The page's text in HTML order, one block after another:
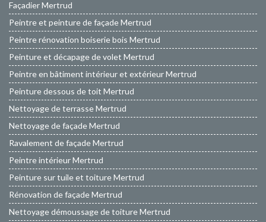
Façadier Mertrud
Peintre et peinture de façade Mertrud
Peintre rénovation boiserie bois Mertrud
Peinture et décapage de volet Mertrud
Peintre en bâtiment intérieur et extérieur Mertrud
Peinture dessous de toit Mertrud
Nettoyage de terrasse Mertrud
Nettoyage de façade Mertrud
Ravalement de façade Mertrud
Peintre intérieur Mertrud
Peinture sur tuile et toiture Mertrud
Rénovation de façade Mertrud
Nettoyage démoussage de toiture Mertrud